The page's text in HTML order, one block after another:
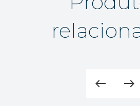
west east